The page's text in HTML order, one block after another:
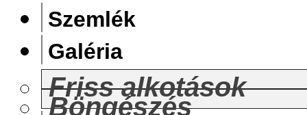
Szemlék
Galéria
Friss alkotások
Böngészés